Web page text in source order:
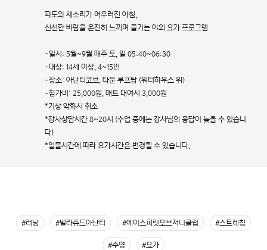
파도와 새소리가 어우러진 아침,
신선한 바람을 온전히 느끼며 즐기는 야외 요가 프로그램
-일시: 5월~9월 매주 토, 일 05:40~06:30
-대상: 14세 이상, 4~15인
-장소: 아난티코브, 타운 루프탑 (워터하우스 위)
-참가비: 25,000원, 매트 대여시 3,000원
*기상 악화시 취소
*강사상담시간 8~20시 (수업 중에는 강사님의 응답이 늦을 수 있습니
다)
*일출시간에 따라 요가시간은 변경될 수 있습니다.
#러닝 #빌라쥬드아난티 #에이스피릿오브저니클럽 #스트레칭
#수영 #요가